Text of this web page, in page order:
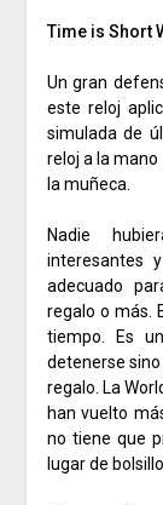
Time is Short
Un gran
este reloj
simulada de
reloj a la
la muñeca.
Nadie
interesantes
adecuado
regalo o más.
tiempo.
Es
detenerse
regalo. La
han vuelto
no tiene que
lugar de bolsillo.